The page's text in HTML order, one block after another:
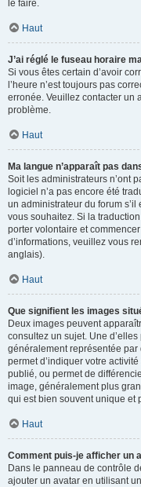
le faire.
Haut
J’ai réglé le fuseau horaire
Si vous êtes certain d’avoir
l’heure n’est toujours pas
erronée. Veuillez contacter un
problème.
Haut
Ma langue n’apparaît pas
Soit les administrateurs n’ont
logiciel n’a pas encore été
un administrateur du forum
vous souhaitez. Si la
porter volontaire et
d’informations, veuillez vous
anglais).
Haut
Que signifient les images
Deux images peuvent
consultez un sujet. Une
généralement représentée
permet d’indiquer votre
publié, ou permet de
image, généralement plus
qui est bien souvent unique et
Haut
Comment puis-je afficher un
Dans le panneau de contrôle
ajouter un avatar en utilisant